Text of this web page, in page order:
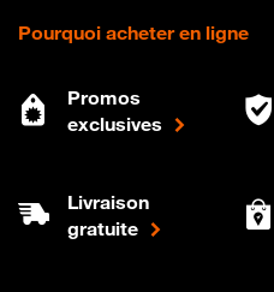
Pourquoi acheter en ligne
Promos
exclusives
Livraison
gratuite